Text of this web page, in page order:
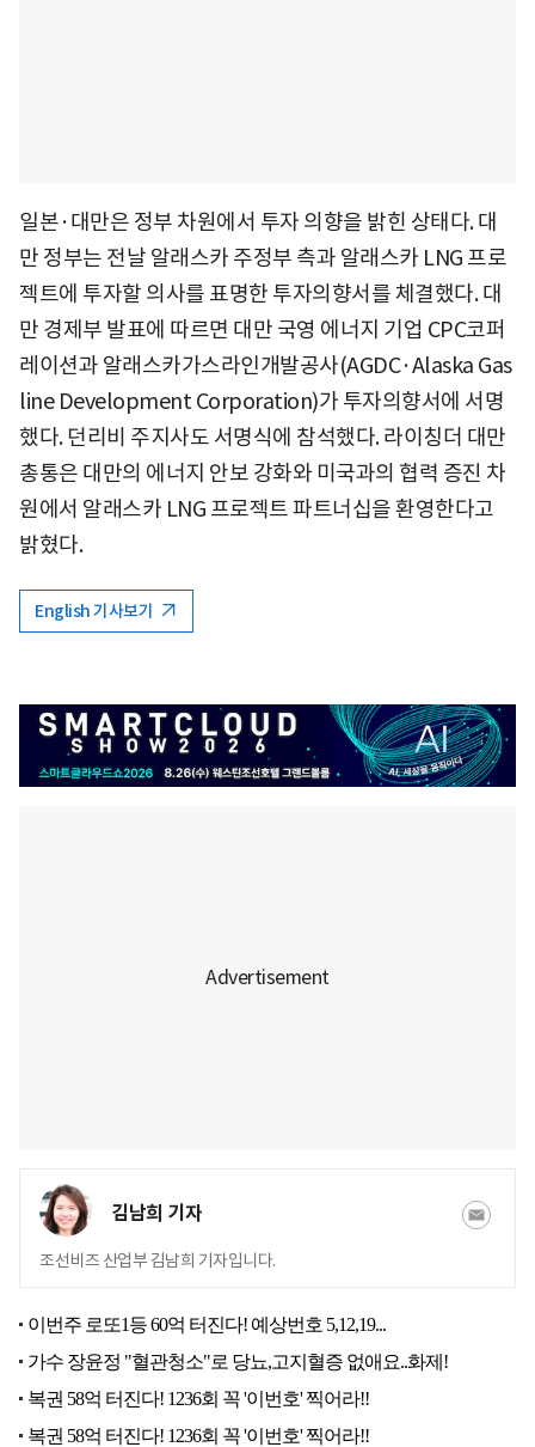
일본·대만은 정부 차원에서 투자 의향을 밝힌 상태다. 대
만 정부는 전날 알래스카 주정부 측과 알래스카 LNG 프로
젝트에 투자할 의사를 표명한 투자의향서를 체결했다. 대
만 경제부 발표에 따르면 대만 국영 에너지 기업 CPC코퍼
레이션과 알래스카가스라인개발공사(AGDC·Alaska Gas
line Development Corporation)가 투자의향서에 서명
했다. 던리비 주지사도 서명식에 참석했다. 라이칭더 대만
총통은 대만의 에너지 안보 강화와 미국과의 협력 증진 차
원에서 알래스카 LNG 프로젝트 파트너십을 환영한다고
밝혔다.
English 기사보기
김남희 기자
조선비즈 산업부 김남희 기자입니다.